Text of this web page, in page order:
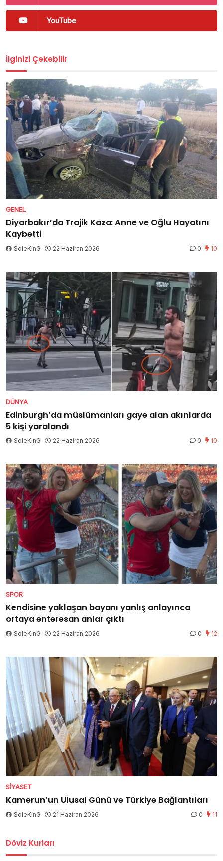
YouTube
İlginizi Çekebilir
GENEL
Diyarbakır’da Trajik Kaza: Anne ve Oğlu Hayatını
Kaybetti
SoleKinG 22 Haziran 2026 0 10
DÜNYA
Edinburgh’da müslümanları gaye alan akınlarda
5 kişi yaralandı
SoleKinG 22 Haziran 2026 0 10
SPOR
Kendisine yaklaşan bayanı yanlış anlayınca
ortaya enteresan anlar çıktı
SoleKinG 22 Haziran 2026 0 12
SIYASET
Kamerun’un Ulusal Günü ve Türkiye Bağlantıları
SoleKinG 21 Haziran 2026 0 11
Döviz Kurları